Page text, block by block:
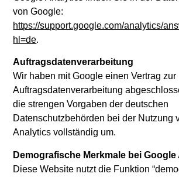
von Google:
https://support.google.com/analytics/
hl=de.
Auftragsdatenverarbeitung
Wir haben mit Google einen Vertrag zur
Auftragsdatenverarbeitung
die strengen Vorgaben der deutschen
Datenschutzbehörden bei der Nutzung
Analytics vollständig um.
Demografische Merkmale bei
Diese Website nutzt die Funktion